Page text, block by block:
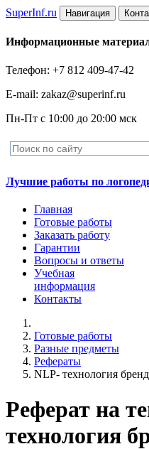
SuperInf.ru Навигация
Информационные
Телефон: +7 812 409-47-42
E-mail: zakaz@superinf.ru
Пн-Пт с 10:00 до 20:00 мск
Лучшие работы по
Главная
Готовые работы
Заказать работу
Гарантии
Вопросы и ответы
Учебная
информация
Контакты
Готовые работы
Разные предметы
Рефераты
NLP- технология
Реферат на
технология